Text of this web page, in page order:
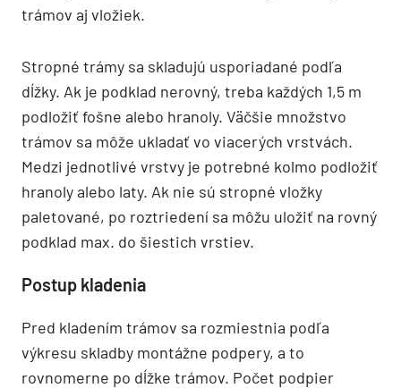
trámov aj vložiek.
Stropné trámy sa skladujú usporiadané podľa
dĺžky. Ak je podklad nerovný, treba každých 1,5 m
podložiť fošne alebo hranoly. Väčšie množstvo
trámov sa môže ukladať vo viacerých vrstvách.
Medzi jednotlivé vrstvy je potrebné kolmo podložiť
hranoly alebo laty. Ak nie sú stropné vložky
paletované, po roztriedení sa môžu uložiť na rovný
podklad max. do šiestich vrstiev.
Postup kladenia
Pred kladením trámov sa rozmiestnia podľa
výkresu skladby montážne podpery, a to
rovnomerne po dĺžke trámov. Počet podpier